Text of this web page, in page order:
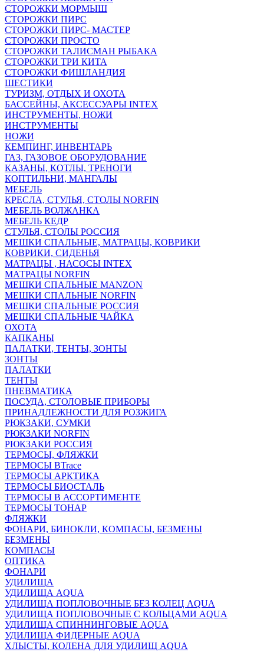
СТОРОЖКИ МОРМЫШ
СТОРОЖКИ ПИРС
СТОРОЖКИ ПИРС- МАСТЕР
СТОРОЖКИ ПРОСТО
СТОРОЖКИ ТАЛИСМАН РЫБАКА
СТОРОЖКИ ТРИ КИТА
СТОРОЖКИ ФИШЛАНДИЯ
ШЕСТИКИ
ТУРИЗМ, ОТДЫХ И ОХОТА
БАССЕЙНЫ, АКСЕССУАРЫ INTEX
ИНСТРУМЕНТЫ, НОЖИ
ИНСТРУМЕНТЫ
НОЖИ
КЕМПИНГ, ИНВЕНТАРЬ
ГАЗ, ГАЗОВОЕ ОБОРУДОВАНИЕ
КАЗАНЫ, КОТЛЫ, ТРЕНОГИ
КОПТИЛЬНИ, МАНГАЛЫ
МЕБЕЛЬ
КРЕСЛА, СТУЛЬЯ, СТОЛЫ NORFIN
МЕБЕЛЬ ВОЛЖАНКА
МЕБЕЛЬ КЕДР
СТУЛЬЯ, СТОЛЫ РОССИЯ
МЕШКИ СПАЛЬНЫЕ, МАТРАЦЫ, КОВРИКИ
КОВРИКИ, СИДЕНЬЯ
МАТРАЦЫ , НАСОСЫ INTEX
МАТРАЦЫ NORFIN
МЕШКИ СПАЛЬНЫЕ MANZON
МЕШКИ СПАЛЬНЫЕ NORFIN
МЕШКИ СПАЛЬНЫЕ РОССИЯ
МЕШКИ СПАЛЬНЫЕ ЧАЙКА
ОХОТА
КАПКАНЫ
ПАЛАТКИ, ТЕНТЫ, ЗОНТЫ
ЗОНТЫ
ПАЛАТКИ
ТЕНТЫ
ПНЕВМАТИКА
ПОСУДА, СТОЛОВЫЕ ПРИБОРЫ
ПРИНАДЛЕЖНОСТИ ДЛЯ РОЗЖИГА
РЮКЗАКИ, СУМКИ
РЮКЗАКИ NORFIN
РЮКЗАКИ РОССИЯ
ТЕРМОСЫ, ФЛЯЖКИ
ТЕРМОСЫ BTrace
ТЕРМОСЫ АРКТИКА
ТЕРМОСЫ БИОСТАЛЬ
ТЕРМОСЫ В АССОРТИМЕНТЕ
ТЕРМОСЫ ТОНАР
ФЛЯЖКИ
ФОНАРИ, БИНОКЛИ, КОМПАСЫ, БЕЗМЕНЫ
БЕЗМЕНЫ
КОМПАСЫ
ОПТИКА
ФОНАРИ
УДИЛИЩА
УДИЛИЩА AQUA
УДИЛИЩА ПОПЛОВОЧНЫЕ БЕЗ КОЛЕЦ AQUA
УДИЛИЩА ПОПЛОВОЧНЫЕ С КОЛЬЦАМИ AQUA
УДИЛИЩА СПИННИНГОВЫЕ AQUA
УДИЛИЩА ФИДЕРНЫЕ AQUA
ХЛЫСТЫ, КОЛЕНА ДЛЯ УДИЛИЩ AQUA